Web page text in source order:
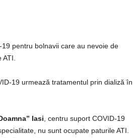
pentru bolnavii care au nevoie de
19 urmează tratamentul prin dializă în
Iasi , centru suport COVID-19
nu sunt ocupate paturile ATI.